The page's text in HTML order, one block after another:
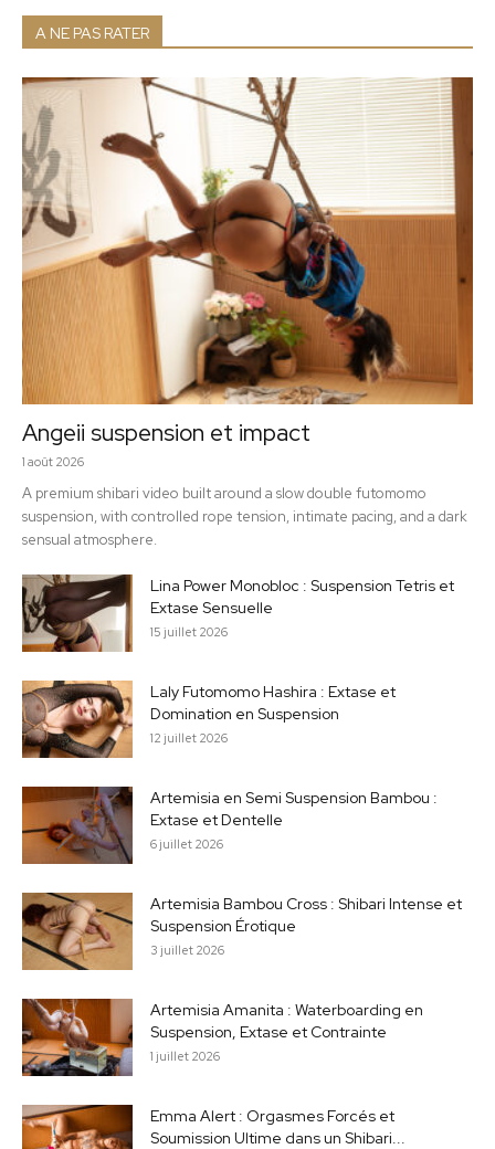
A NE PAS RATER
Angeii suspension et impact
1 août 2026
A premium shibari video built around a slow double futomomo
suspension, with controlled rope tension, intimate pacing, and a dark
sensual atmosphere.
Lina Power Monobloc : Suspension Tetris et
Extase Sensuelle
15 juillet 2026
Laly Futomomo Hashira : Extase et
Domination en Suspension
12 juillet 2026
Artemisia en Semi Suspension Bambou :
Extase et Dentelle
6 juillet 2026
Artemisia Bambou Cross : Shibari Intense et
Suspension Érotique
3 juillet 2026
Artemisia Amanita : Waterboarding en
Suspension, Extase et Contrainte
1 juillet 2026
Emma Alert : Orgasmes Forcés et
Soumission Ultime dans un Shibari...